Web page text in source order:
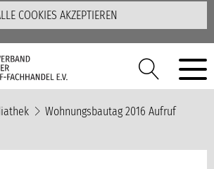
COOKIES AKZEPTIEREN
Wohnungsbautag 2016 Aufruf